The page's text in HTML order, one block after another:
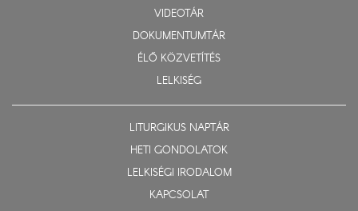
VIDEOTÁR
DOKUMENTUMTÁR
ÉLŐ KÖZVETÍTÉS
LELKISÉG
LITURGIKUS NAPTÁR
HETI GONDOLATOK
LELKISÉGI IRODALOM
KAPCSOLAT